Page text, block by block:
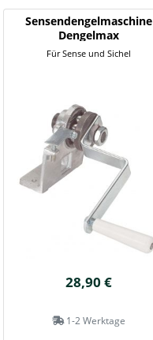
Sensendengelmaschine
Dengelmax
Für Sense und Sichel
28,90 €
1-2 Werktage